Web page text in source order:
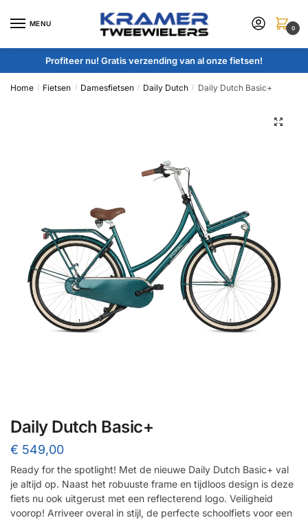
MENU
0
Profiteer nu! Gratis verzending van al onze fietsen!
Home / Fietsen / Damesfietsen / Daily Dutch / Daily Dutch Basic+
🔍
Daily Dutch Basic+
€ 549,00
Ready for the spotlight! Met de nieuwe Daily Dutch Basic+ val
je altijd op. Naast het robuuste frame en tijdloos design is deze
fiets nu ook uitgerust met een reflecterend logo. Veiligheid
voorop! Arriveer overal in stijl, de perfecte schoolfiets voor een